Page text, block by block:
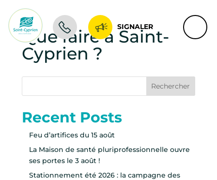
SIGNALER
Que faire à Saint-
Cyprien ?
Rechercher
Recent Posts
Feu d’artifices du 15 août
La Maison de santé pluriprofessionnelle ouvre
ses portes le 3 août !
Stationnement été 2026 : la campagne des